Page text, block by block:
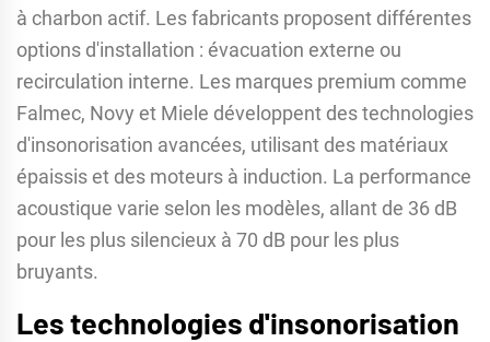
à charbon actif. Les fabricants proposent différentes
options d'installation : évacuation externe ou
recirculation interne. Les marques premium comme
Falmec, Novy et Miele développent des technologies
d'insonorisation avancées, utilisant des matériaux
épaissis et des moteurs à induction. La performance
acoustique varie selon les modèles, allant de 36 dB
pour les plus silencieux à 70 dB pour les plus
bruyants.
Les technologies d'insonorisation